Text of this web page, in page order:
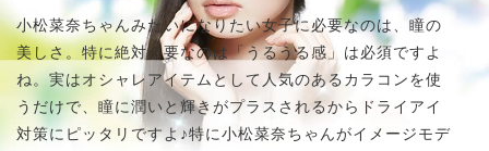
小松菜奈ちゃんみたいになりたい女子に必要なのは、瞳の
美しさ。特に絶対必要なのは「うるうる感」は必須ですよ
ね。実はオシャレアイテムとして人気のあるカラコンを使
うだけで、瞳に潤いと輝きがプラスされるからドライアイ
対策にピッタリですよ♪特に小松菜奈ちゃんがイメージモデ